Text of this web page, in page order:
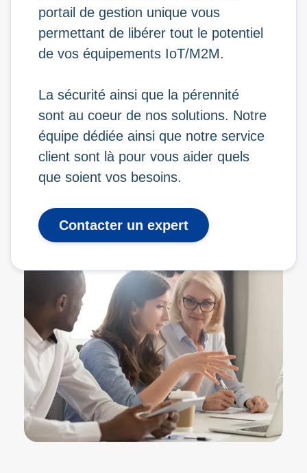
portail de gestion unique vous
permettant de libérer tout le potentiel
de vos équipements IoT/M2M.
La sécurité ainsi que la pérennité
sont au coeur de nos solutions. Notre
équipe dédiée ainsi que notre service
client sont là pour vous aider quels
que soient vos besoins.
Contacter un expert